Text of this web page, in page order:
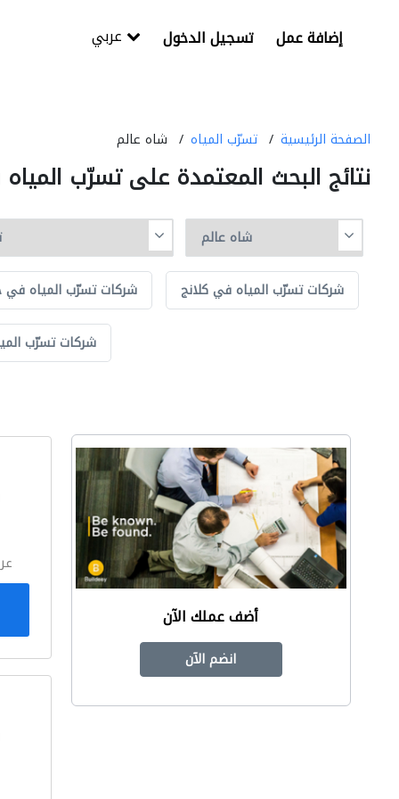
تسجيل الدخول إضافة عمل
الصفحة الرئيسية تسرّب المياه شاه عالم
نتائج البحث المعتمدة على تسرّب
شركات تسرّب المياه في شركات تسرّب المياه في كلانج
شركات تسرّب
أضف عملك الآن
انضم الآن